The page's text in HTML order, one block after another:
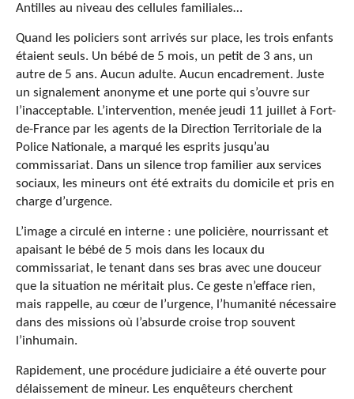
Antilles au niveau des cellules familiales…
Quand les policiers sont arrivés sur place, les trois enfants
étaient seuls. Un bébé de 5 mois, un petit de 3 ans, un
autre de 5 ans. Aucun adulte. Aucun encadrement. Juste
un signalement anonyme et une porte qui s’ouvre sur
l’inacceptable. L’intervention, menée jeudi 11 juillet à Fort-
de-France par les agents de la Direction Territoriale de la
Police Nationale, a marqué les esprits jusqu’au
commissariat. Dans un silence trop familier aux services
sociaux, les mineurs ont été extraits du domicile et pris en
charge d’urgence.
L’image a circulé en interne : une policière, nourrissant et
apaisant le bébé de 5 mois dans les locaux du
commissariat, le tenant dans ses bras avec une douceur
que la situation ne méritait plus. Ce geste n’efface rien,
mais rappelle, au cœur de l’urgence, l’humanité nécessaire
dans des missions où l’absurde croise trop souvent
l’inhumain.
Rapidement, une procédure judiciaire a été ouverte pour
délaissement de mineur. Les enquêteurs cherchent